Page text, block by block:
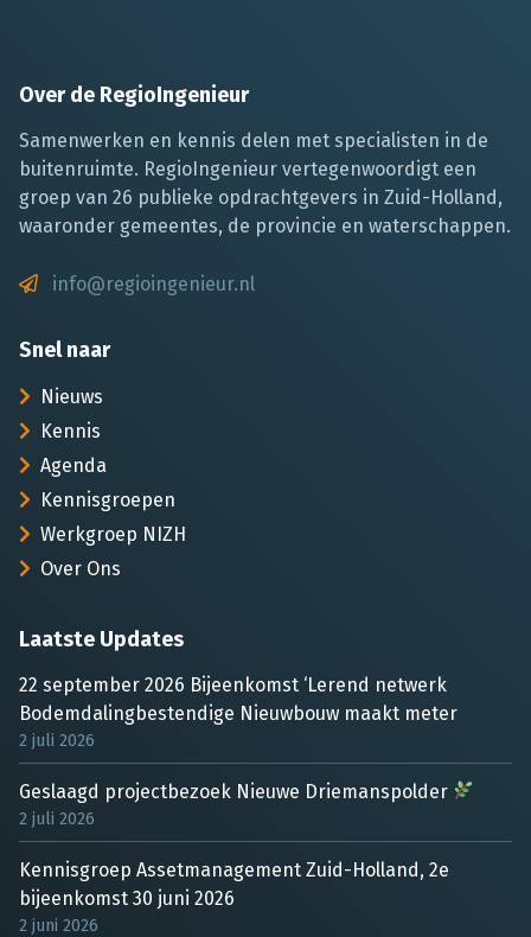
Over de RegioIngenieur
Samenwerken en kennis delen met specialisten in de
buitenruimte. RegioIngenieur vertegenwoordigt een
groep van 26 publieke opdrachtgevers in Zuid-Holland,
waaronder gemeentes, de provincie en waterschappen.
info@regioingenieur.nl
Snel naar
Nieuws
Kennis
Agenda
Kennisgroepen
Werkgroep NIZH
Over Ons
Laatste Updates
22 september 2026 Bijeenkomst ‘Lerend netwerk
Bodemdalingbestendige Nieuwbouw maakt meter
2 juli 2026
Geslaagd projectbezoek Nieuwe Driemanspolder
2 juli 2026
Kennisgroep Assetmanagement Zuid-Holland, 2e
bijeenkomst 30 juni 2026
2 juni 2026